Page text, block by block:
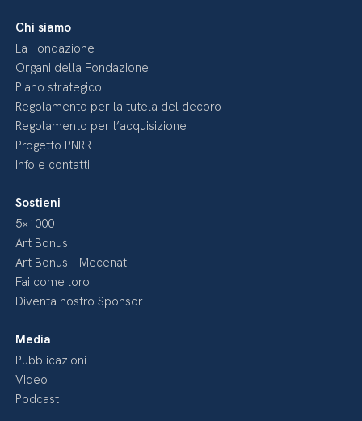
Chi siamo
La Fondazione
Organi della Fondazione
Piano strategico
Regolamento per la tutela del decoro
Regolamento per l’acquisizione
Progetto PNRR
Info e contatti
Sostieni
5×1000
Art Bonus
Art Bonus – Mecenati
Fai come loro
Diventa nostro Sponsor
Media
Pubblicazioni
Video
Podcast